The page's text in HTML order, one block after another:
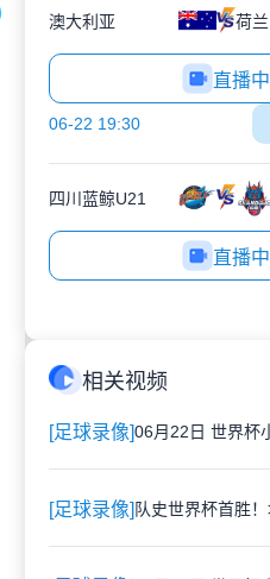
澳大利亚 荷兰
直播中
06-22 19:30
四川蓝鲸U21
直播中
相关视频
[足球录像]
[足球录像]